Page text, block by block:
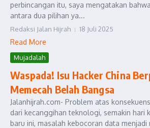
perbincangan itu, saya mengatakan
antara dua pilihan ya...
Redaksi Jalan Hijrah 18 Juli 2025
Read More
Mujadalah
Waspada! Isu Hacker China
Memecah Belah Bangsa
Jalanhijrah.com- Problem atas
dari kecanggihan teknologi, semakin hari
baru ini, masalah kebocoran data